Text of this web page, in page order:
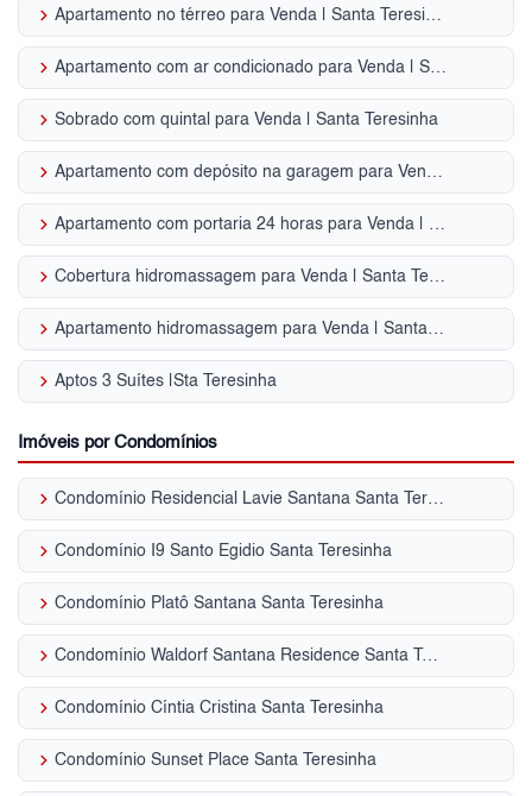
keyboard_arrow_right Apartamento no térreo para Venda | Santa Teresinha
keyboard_arrow_right Apartamento com ar condicionado para Venda | Santa Teresinha
keyboard_arrow_right Sobrado com quintal para Venda | Santa Teresinha
keyboard_arrow_right Apartamento com depósito na garagem para Venda | Santa Teresinha
keyboard_arrow_right Apartamento com portaria 24 horas para Venda | Santa Teresinha
keyboard_arrow_right Cobertura hidromassagem para Venda | Santa Teresinha
keyboard_arrow_right Apartamento hidromassagem para Venda | Santa Teresinha
keyboard_arrow_right Aptos 3 Suítes |Sta Teresinha
Imóveis por Condomínios
keyboard_arrow_right Condomínio Residencial Lavie Santana Santa Teresinha
keyboard_arrow_right Condomínio I9 Santo Egidio Santa Teresinha
keyboard_arrow_right Condomínio Platô Santana Santa Teresinha
keyboard_arrow_right Condomínio Waldorf Santana Residence Santa Teresinha
keyboard_arrow_right Condomínio Cíntia Cristina Santa Teresinha
keyboard_arrow_right Condomínio Sunset Place Santa Teresinha